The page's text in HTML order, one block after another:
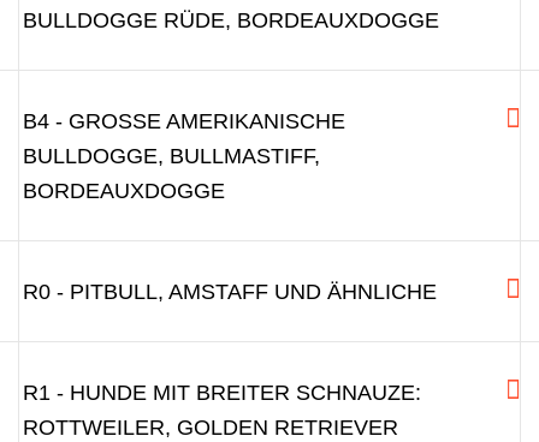
ULLDOGGE RÜDE, BORDEAUXDOGGE
B4 - GROSSE AMERIKANISCHE B
ULLDOGGE, BULLMASTIFF, B
ORDEAUXDOGGE
R0 - PITBULL, AMSTAFF UND ÄHNLICHE
R1 - HUNDE MIT BREITER SCHNAUZE:
ROTTWEILER, GOLDEN RETRIEVER